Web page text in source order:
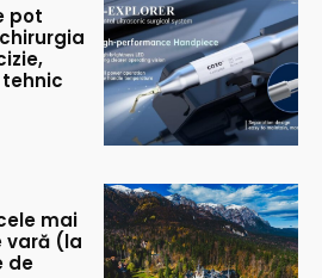
pot
mai
vară (la
de